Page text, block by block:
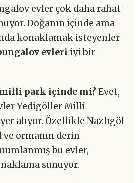
evler çok daha rahat
Doğanın içinde ama
konaklamak isteyenler
evleri iyi bir
park içinde mi? Evet,
Yedigöller Milli
alıyor. Özellikle Nazlıgöl
ve ormanın derin
bu evler,
sunuyor.